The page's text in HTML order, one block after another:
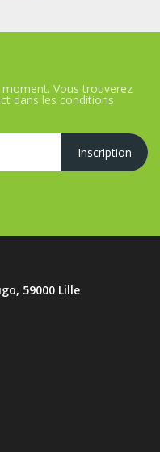
Vous trouverez
dans les conditions
59000 Lille